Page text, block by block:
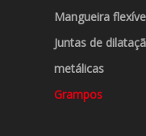
Mangueira
Juntas de
metálicas
Grampos